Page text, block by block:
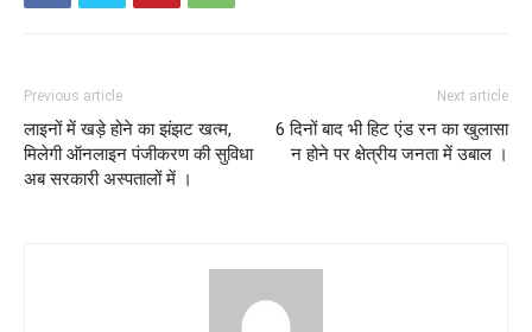
Previous article
लाइनों में खड़े होने का झंझट खत्म,
मिलेगी ऑनलाइन पंजीकरण की सुविधा
अब सरकारी अस्पतालों में ।
Next article
6 दिनों बाद भी हिट एंड रन का खुलासा
न होने पर क्षेत्रीय जनता में उबाल ।